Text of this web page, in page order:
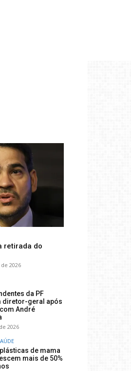
retirada do
2026
da PF
diretor-geral após
André
2026
de mama
mais de 50%